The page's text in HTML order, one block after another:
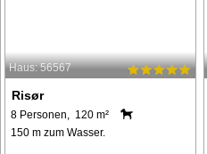
Haus: 56567
Risør
8 Personen, 120 m²
150 m zum Wasser.